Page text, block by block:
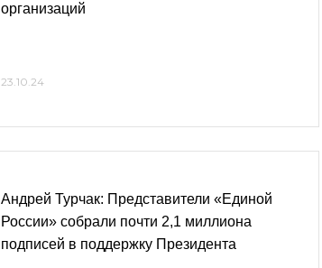
организаций
23.10.24
Андрей Турчак: Представители «Единой
России» собрали почти 2,1 миллиона
подписей в поддержку Президента